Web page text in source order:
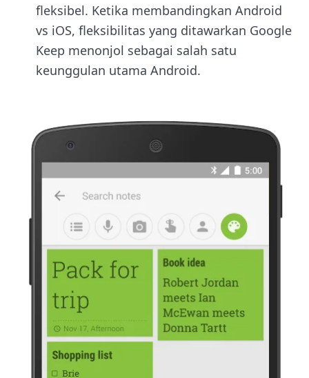
fleksibel. Ketika membandingkan Android
vs iOS, fleksibilitas yang ditawarkan Google
Keep menonjol sebagai salah satu
keunggulan utama Android.